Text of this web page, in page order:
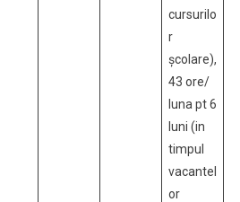
cursurilo
r
școlare),
43 ore/
luna pt 6
luni (in
timpul
vacantel
or